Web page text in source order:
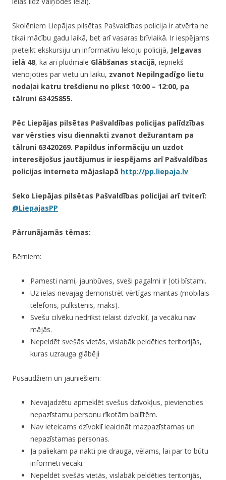
Skolēniem Liepājas pilsētas Pašvaldības policija ir atvērta ne
tikai mācību gadu laikā, bet arī vasaras brīvlaikā. Ir iespējams
pieteikt ekskursiju un informatīvu lekciju policijā, Jelgavas
ielā 48, kā arī pludmalē Glābšanas stacijā, iepriekš
vienojoties par vietu un laiku, zvanot Nepilngadīgo lietu
nodaļai katru trešdienu no plkst 10:00 – 12:00, pa
tālruni 63425855.
Pēc Liepājas pilsētas Pašvaldības policijas palīdzības
var vērsties visu diennakti zvanot dežurantam pa
tālruni 63420269. Papildus informāciju un uzdot
interesējošus jautājumus ir iespējams arī Pašvaldības
policijas interneta mājaslapā http://pp.liepaja.lv
Seko Liepājas pilsētas Pašvaldības policijai arī tviterī:
@LiepajasPP
Pārrunājamās tēmas:
Bērniem:
Pamesti nami, jaunbūves, sveši pagalmi ir ļoti bīstami.
Uz ielas nevajag demonstrēt vērtīgas mantas (mobilais
telefons, pulkstenis, maks).
Svešu cilvēku nedrīkst ielaist dzīvoklī, ja vecāku nav
mājās.
Nepeldēt svešās vietās, vislabāk peldēties teritorijās,
kuras uzrauga glābēji
Pusaudžiem un jauniešiem:
Nevajadzētu apmeklēt svešus dzīvokļus, pievienoties
nepazīstamu personu rīkotām ballītēm.
Nav ieteicams dzīvoklī ieaicināt mazpazīstamas un
nepazīstamas personas.
Ja paliekam pa nakti pie drauga, vēlams, lai par to būtu
informēti vecāki.
Nepeldēt svešās vietās, vislabāk peldēties teritorijās,